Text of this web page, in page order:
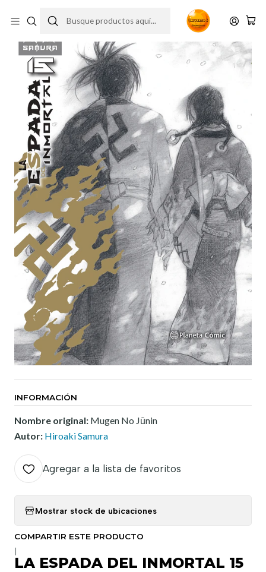
INFORMACIÓN
Nombre original: Mugen No Jūnin
Autor: Hiroaki Samura
Agregar a la lista de favoritos
Mostrar stock de ubicaciones
COMPARTIR ESTE PRODUCTO
LA ESPADA DEL INMORTAL 15